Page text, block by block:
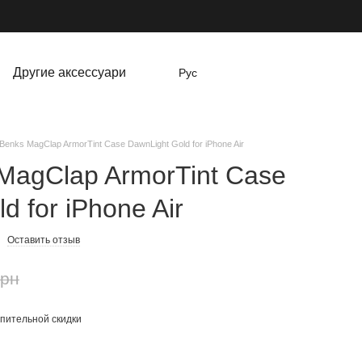
Другие аксессуари Рус
MagClap ArmorTint Case DawnLight Gold for iPhone Air
ArmorTint Case
for iPhone Air
Оставить отзыв
скидки